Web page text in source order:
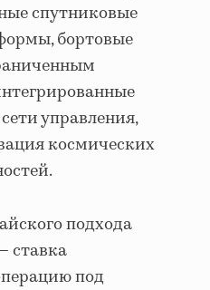
спутниковые
бортовые
управления,
космических
подхода
ставка
под